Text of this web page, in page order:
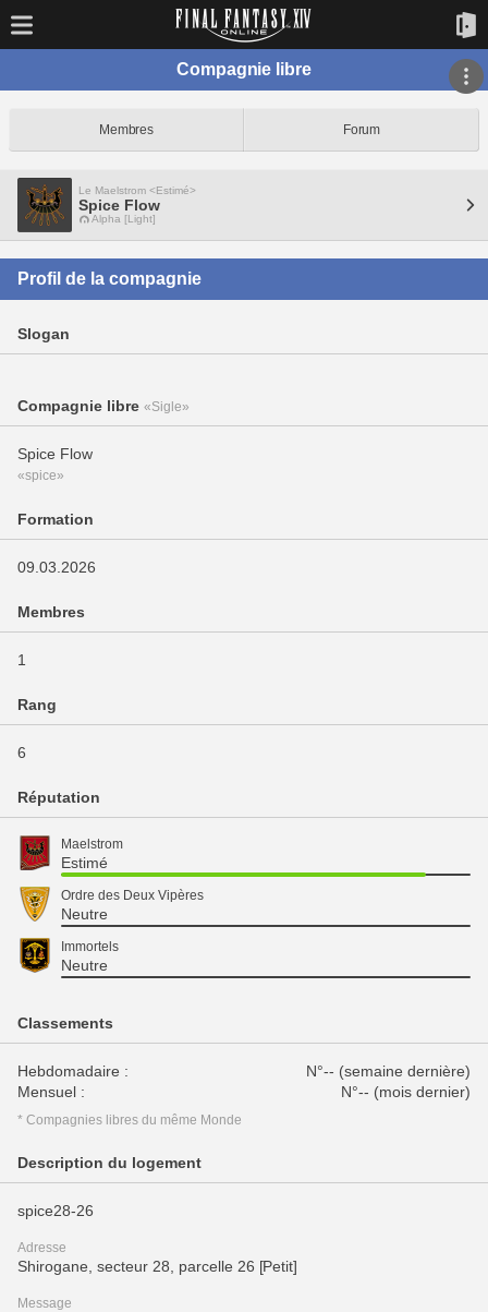
Compagnie libre
Membres Forum
Le Maelstrom <Estimé>
Spice Flow
Alpha [Light]
Profil de la compagnie
Slogan
Compagnie libre «Sigle»
Spice Flow
«spice»
Formation
09.03.2026
Membres
1
Rang
6
Réputation
Maelstrom
Estimé
Ordre des Deux Vipères
Neutre
Immortels
Neutre
Classements
Hebdomadaire :
N°-- (semaine dernière)
Mensuel :
N°-- (mois dernier)
* Compagnies libres du même Monde
Description du logement
spice28-26
Adresse
Shirogane, secteur 28, parcelle 26 [Petit]
Message